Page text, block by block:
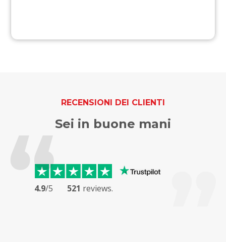
RECENSIONI DEI CLIENTI
Sei in buone mani
4.9/5 521 reviews.